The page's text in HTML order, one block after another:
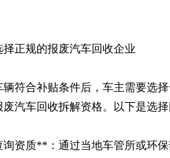
择正规的报废汽车回收企业
辆符合补贴条件后，车主需要选
废汽车回收拆解资格。以下是选择
询资质**：通过当地车管所或环保